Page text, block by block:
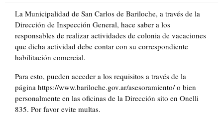
La Municipalidad de San Carlos de Bariloche, a través de la
Dirección de Inspección General, hace saber a los
responsables de realizar actividades de colonia de vacaciones
que dicha actividad debe contar con su correspondiente
habilitación comercial.
Para esto, pueden acceder a los requisitos a través de la
página https://www.bariloche.gov.ar/asesoramiento/ o bien
personalmente en las oficinas de la Dirección sito en Onelli
835. Por favor evite multas.